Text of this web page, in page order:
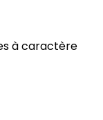
à caractère